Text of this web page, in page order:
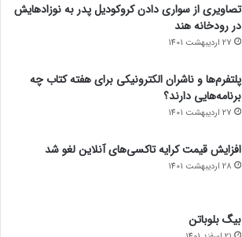
تصاویری از سواری دادن کروکودیل پدر به نوزادهایش
در رودخانه هند
27 اردیبهشت 1401
پلتفرم‌ها و ناشران الکترونیکی برای هفته کتاب چه
برنامه‌هایی دارند؟
27 اردیبهشت 1401
افزایش قیمت کرایه تاکسی‌های آنلاین لغو شد
28 اردیبهشت 1401
بیگ بلوباتن